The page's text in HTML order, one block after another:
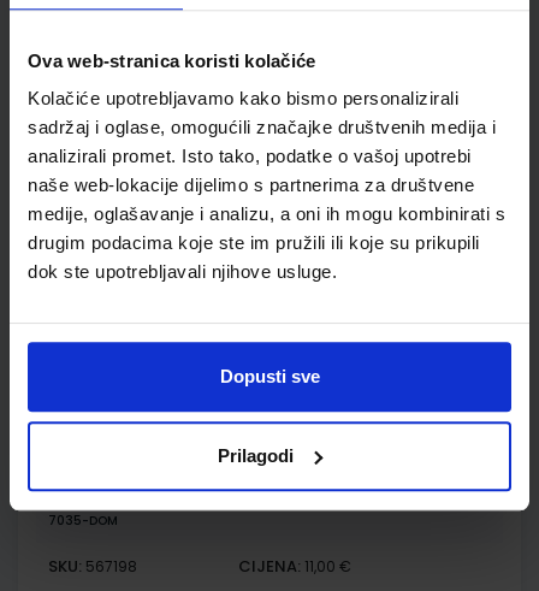
Ova web-stranica koristi kolačiće
Kolačiće upotrebljavamo kako bismo personalizirali
sadržaj i oglase, omogućili značajke društvenih medija i
analizirali promet. Isto tako, podatke o vašoj upotrebi
naše web-lokacije dijelimo s partnerima za društvene
medije, oglašavanje i analizu, a oni ih mogu kombinirati s
drugim podacima koje ste im pružili ili koje su prikupili
dok ste upotrebljavali njihove usluge.
Dopusti sve
Prilagodi
Udžbenik
ISTRAŽUJEMO NAŠ SVIJET 3; udžbenik za prirodu i društvo s
dodatnim digitalnim sadržajima u trećem razredu osnovne
škole
Alena Letina Tamara Kisovar Ivanda Zdenko Braičić
Nakladnik: ŠKOLSKA KNJIGA d.d. Registarski broj ministarstva:7035
SKU:567197 CIJENA:10,80 €
Udžbenik Omot
ISTRAŽUJEMO NAŠ SVIJET 3; radna bilježnica za prirodu i
7035-DOM
SKU: 567198 CIJENA: 11,00 €